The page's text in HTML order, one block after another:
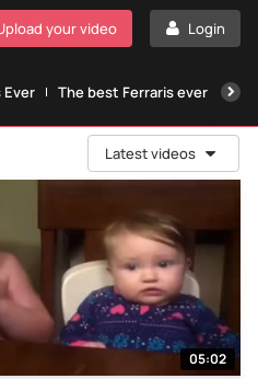
Login
your video
The best Ferraris ever
Latest videos
05:02